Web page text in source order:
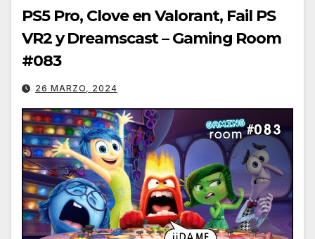
PS5 Pro, Clove en Valorant, Fail PS
VR2 y Dreamscast – Gaming Room
#083
26 MARZO, 2024